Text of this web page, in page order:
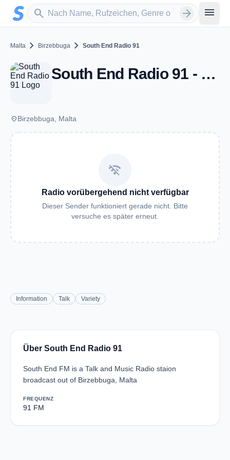
Zum Hauptinhalt springen
search
Sender suchen arrow_forward menu
Malta chevron_right Birzebbuga chevron_right South End Radio 91
South End Radio 91 - FM 91 - Birzebbuga
placeBirzebbuga, Malta
wifi_off
Radio vorübergehend nicht verfügbar
Dieser Sender funktioniert gerade nicht. Bitte
versuche es später erneut.
Information Talk Variety
Über South End Radio 91
South End FM is a Talk and Music Radio staion
broadcast out of Birzebbuga, Malta
FREQUENZ
91 FM